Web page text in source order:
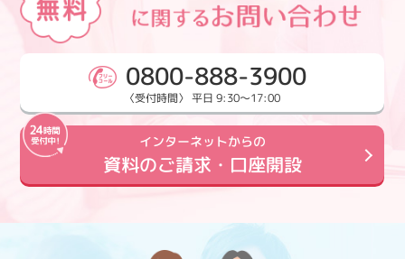
0800-888-3900
〈受付時間〉 平日 9:30～17:00
インターネットからの
資料のご請求・口座開設